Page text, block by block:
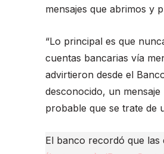
mensajes que abrimos y
“Lo principal es que
cuentas bancarias vía
advirtieron desde el
desconocido, un
probable que se trate de
El banco recordó que las